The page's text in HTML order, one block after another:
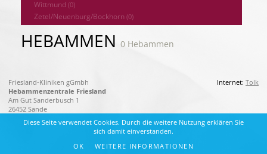
Wittmund (0)
Zetel/Neuenburg/Bockhorn (0)
HEBAMMEN 0 Hebammen
Internet: Tolk
Friesland-Kliniken gGmbh
Hebammenzentrale Friesland
Am Gut Sanderbusch 1
26452 Sande
Diese Seite verwendet Cookies. Durch die weitere Nutzung erklären Sie
sich damit einverstanden.
OK
WEITERE INFORMATIONEN